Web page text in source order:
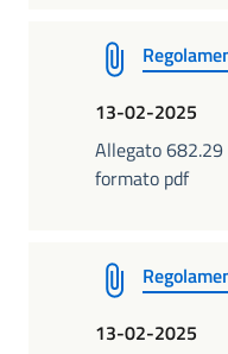
13-02-2025
Allegato 682.29
formato pdf
13-02-2025